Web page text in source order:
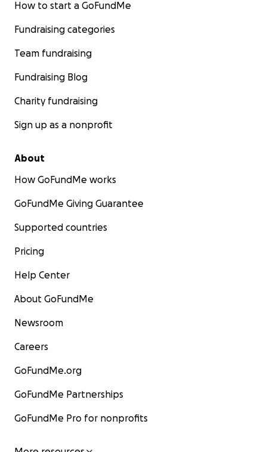
Insgesamt werden ca. 20.000€ für die Finanzierung
uns über jede Hilfe, die es uns ermöglicht, unsere
fortzusetzen!
Andreas Peters, 1. Vorsitzender und das Team der NABU
How to start a GoFundMe
Fundraising categories
Team fundraising
Fundraising Blog
Charity fundraising
Sign up as a nonprofit
About
How GoFundMe works
GoFundMe Giving Guarantee
Supported countries
Pricing
Help Center
About GoFundMe
Newsroom
Careers
GoFundMe.org
GoFundMe Partnerships
GoFundMe Pro for nonprofits